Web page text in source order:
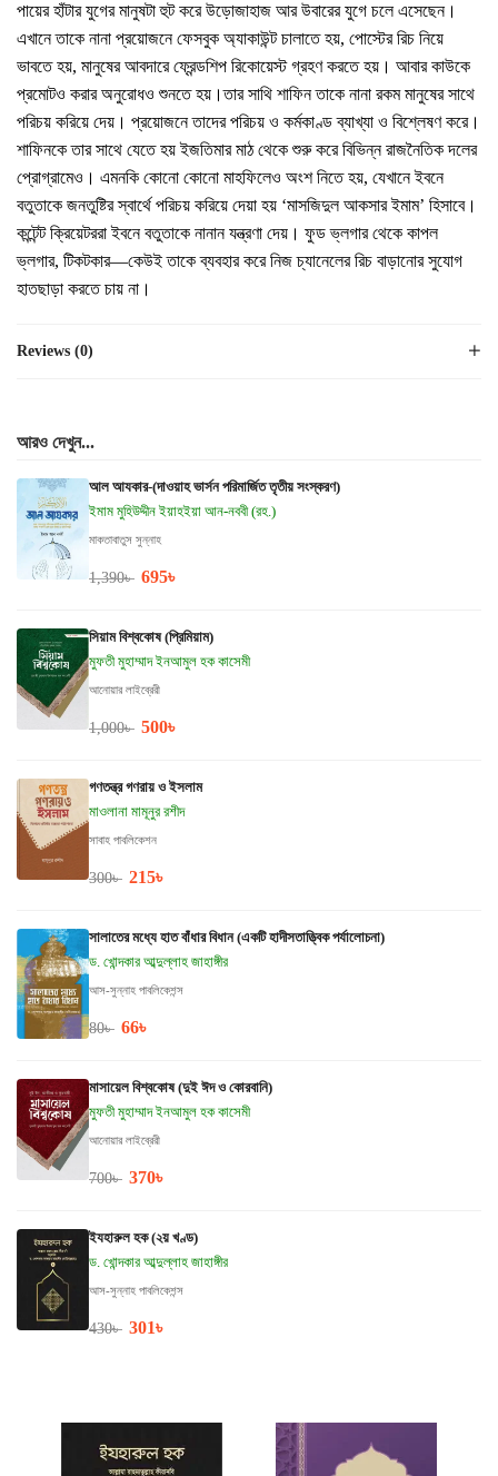
পায়ের হাঁটার যুগের মানুষটা হুট করে উড়োজাহাজ আর উবারের যুগে চলে এসেছেন।
এখানে তাকে নানা প্রয়োজনে ফেসবুক অ্যাকাউন্ট চালাতে হয়, পোস্টের রিচ নিয়ে
ভাবতে হয়, মানুষের আবদারে ফ্রেন্ডশিপ রিকোয়েস্ট গ্রহণ করতে হয়। আবার কাউকে
প্রমোটও করার অনুরোধও শুনতে হয়।তার সাথি শাফিন তাকে নানা রকম মানুষের সাথে
পরিচয় করিয়ে দেয়। প্রয়োজনে তাদের পরিচয় ও কর্মকাণ্ড ব্যাখ্যা ও বিশ্লেষণ করে।
শাফিনকে তার সাথে যেতে হয় ইজতিমার মাঠ থেকে শুরু করে বিভিন্ন রাজনৈতিক দলের
প্রোগ্রামেও। এমনকি কোনো কোনো মাহফিলেও অংশ নিতে হয়, যেখানে ইবনে
বতুতাকে জনতুষ্টির স্বার্থে পরিচয় করিয়ে দেয়া হয় ‘মাসজিদুল আকসার ইমাম’ হিসাবে।
কন্টেন্ট ক্রিয়েটররা ইবনে বতুতাকে নানান যন্ত্রণা দেয়। ফুড ভ্লগার থেকে কাপল
ভ্লগার, টিকটকার—কেউই তাকে ব্যবহার করে নিজ চ্যানেলের রিচ বাড়ানোর সুযোগ
হাতছাড়া করতে চায় না।
Reviews (0)
আরও দেখুন...
আল আযকার-(দাওয়াহ ভার্সন পরিমার্জিত তৃতীয় সংস্করণ)
ইমাম মুহিউদ্দীন ইয়াহইয়া আন-নববী (রহ.)
মাকতাবাতুস সুন্নাহ
1,390৳ 695৳
সিয়াম বিশ্বকোষ (প্রিমিয়াম)
মুফতী মুহাম্মাদ ইনআমুল হক কাসেমী
আনোয়ার লাইব্রেরী
1,000৳ 500৳
গণতন্ত্র গণরায় ও ইসলাম
মাওলানা মামূনুর রশীদ
সাবাহ পাবলিকেশন
300৳ 215৳
সালাতের মধ্যে হাত বাঁধার বিধান (একটি হাদীসতাত্ত্বিক পর্যালোচনা)
ড. খোন্দকার আব্দুল্লাহ জাহাঙ্গীর
আস-সুন্নাহ পাবলিকেশন্স
80৳ 66৳
মাসায়েল বিশ্বকোষ (দুই ঈদ ও কোরবানি)
মুফতী মুহাম্মাদ ইনআমুল হক কাসেমী
আনোয়ার লাইব্রেরী
700৳ 370৳
ইযহারুল হক (২য় খণ্ড)
ড. খোন্দকার আব্দুল্লাহ জাহাঙ্গীর
আস-সুন্নাহ পাবলিকেশন্স
430৳ 301৳